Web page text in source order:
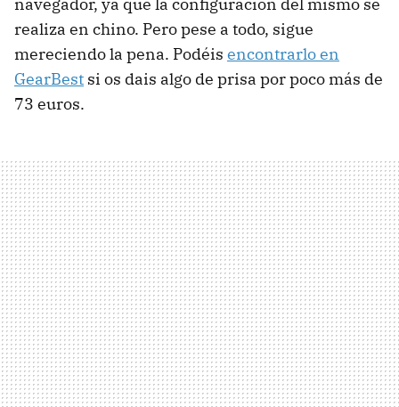
realiza en chino. Pero pese a todo, sigue
mereciendo la pena. Podéis encontrarlo en
GearBest si os dais algo de prisa por poco más de
73 euros.